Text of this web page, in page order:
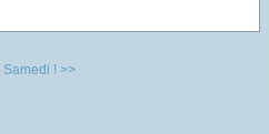
Samedi ! >>